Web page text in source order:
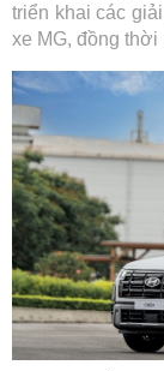
triển khai các
xe MG, đồng thời
vừa đạt cột mốc